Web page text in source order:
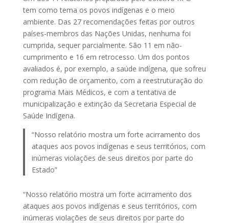
tem como tema os povos indígenas e o meio
ambiente. Das 27 recomendações feitas por outros
países-membros das Nações Unidas, nenhuma foi
cumprida, sequer parcialmente. São 11 em não-
cumprimento e 16 em retrocesso. Um dos pontos
avaliados é, por exemplo, a saúde indígena, que sofreu
com redução de orçamento, com a reestruturação do
programa Mais Médicos, e com a tentativa de
municipalização e extinção da Secretaria Especial de
Saúde Indígena.
“Nosso relatório mostra um forte acirramento dos
ataques aos povos indígenas e seus territórios, com
inúmeras violações de seus direitos por parte do
Estado”
“Nosso relatório mostra um forte acirramento dos
ataques aos povos indígenas e seus territórios, com
inúmeras violações de seus direitos por parte do